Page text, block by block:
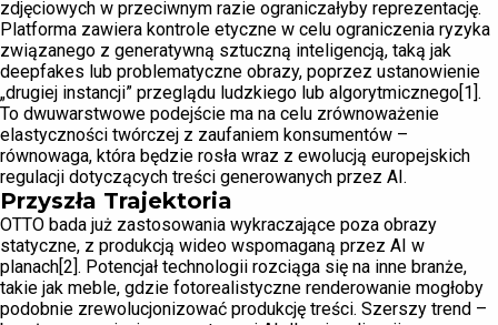
zdjęciowych w przeciwnym razie ograniczałyby reprezentację.
Platforma zawiera kontrole etyczne w celu ograniczenia ryzyka
związanego z generatywną sztuczną inteligencją, taką jak
deepfakes lub problematyczne obrazy, poprzez ustanowienie
„drugiej instancji” przeglądu ludzkiego lub algorytmicznego[1].
To dwuwarstwowe podejście ma na celu zrównoważenie
elastyczności twórczej z zaufaniem konsumentów –
równowaga, która będzie rosła wraz z ewolucją europejskich
regulacji dotyczących treści generowanych przez AI.
Przyszła Trajektoria
OTTO bada już zastosowania wykraczające poza obrazy
statyczne, z produkcją wideo wspomaganą przez AI w
planach[2]. Potencjał technologii rozciąga się na inne branże,
takie jak meble, gdzie fotorealistyczne renderowanie mogłoby
podobnie zrewolucjonizować produkcję treści. Szerszy trend –